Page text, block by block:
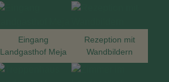
Eingang
Landgasthof Meja
Rezeption mit
Wandbildern